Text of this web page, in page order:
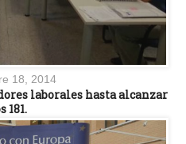
18, 2014
laborales hasta alcanzar
181.